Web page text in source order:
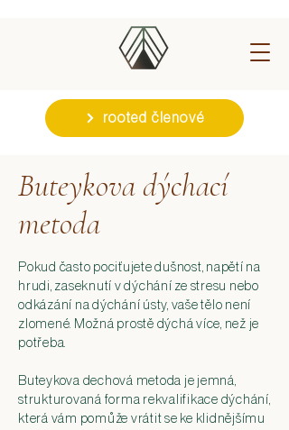
rooted členové
Buteykova dýchací
metoda
Pokud často pociťujete dušnost, napětí na
hrudi, zaseknutí v dýchání ze stresu nebo
odkázání na dýchání ústy, vaše tělo není
zlomené. Možná prostě dýchá více, než je
potřeba.
Buteykova dechová metoda je jemná,
strukturovaná forma rekvalifikace dýchání,
která vám pomůže vrátit se ke klidnějšímu